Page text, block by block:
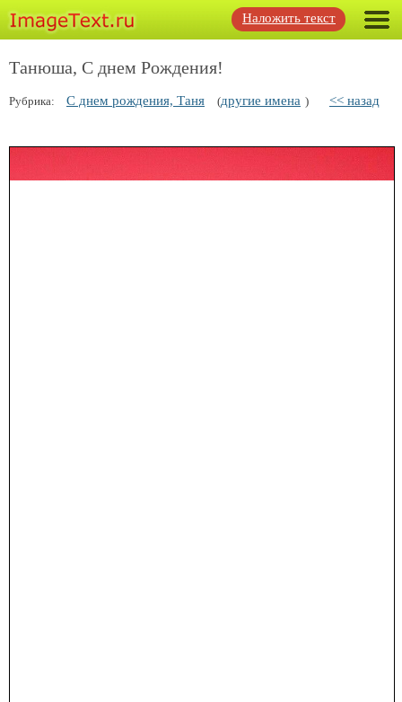
Наложить текст
Танюша, С днем Рождения!
Рубрика: С днем рождения, Таня (другие имена ) << назад